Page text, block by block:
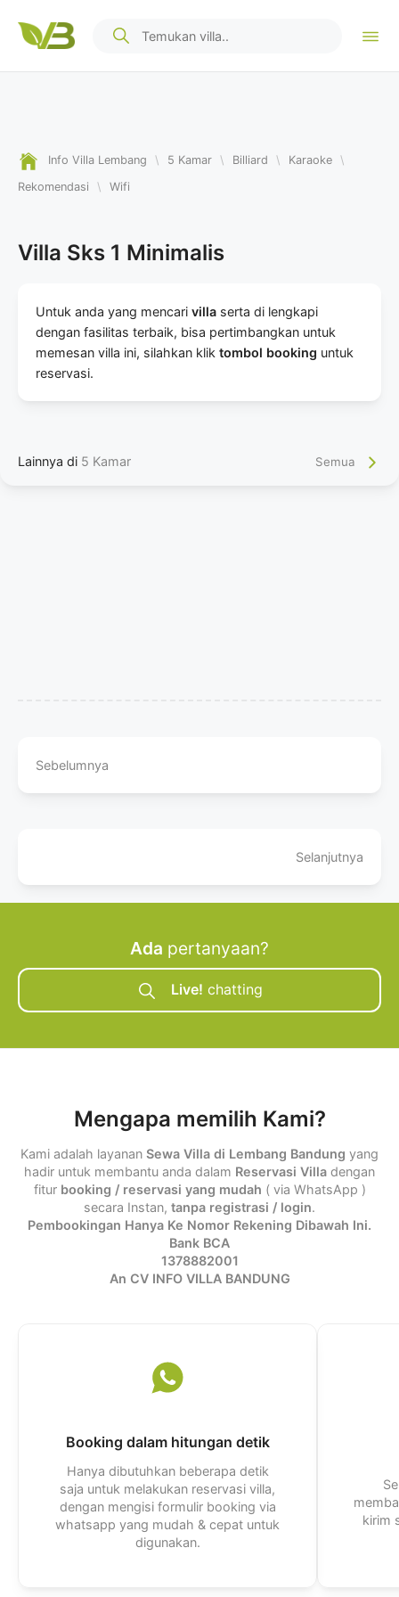
Info Villa Lembang \ 5 Kamar \ Billiard \ Karaoke \
Rekomendasi
\ Wifi
Villa Sks 1 Minimalis
Untuk anda yang mencari villa serta di lengkapi
dengan fasilitas terbaik, bisa pertimbangkan untuk
memesan villa ini, silahkan klik tombol booking untuk
reservasi.
Lainnya di 5 Kamar Semua
Sebelumnya
Selanjutnya
Ada pertanyaan?
Live! chatting
Mengapa memilih Kami?
Kami adalah layanan Sewa Villa di Lembang Bandung yang
hadir untuk membantu anda dalam Reservasi Villa dengan
fitur booking / reservasi yang mudah ( via WhatsApp )
secara Instan, tanpa registrasi / login.
Pembookingan Hanya Ke Nomor Rekening Dibawah Ini.
Bank BCA
1378882001
An CV INFO VILLA BANDUNG
Booking dalam hitungan detik
Hanya dibutuhkan beberapa detik
saja untuk melakukan reservasi villa,
dengan mengisi formulir booking via
whatsapp yang mudah & cepat untuk
digunakan.
kirim